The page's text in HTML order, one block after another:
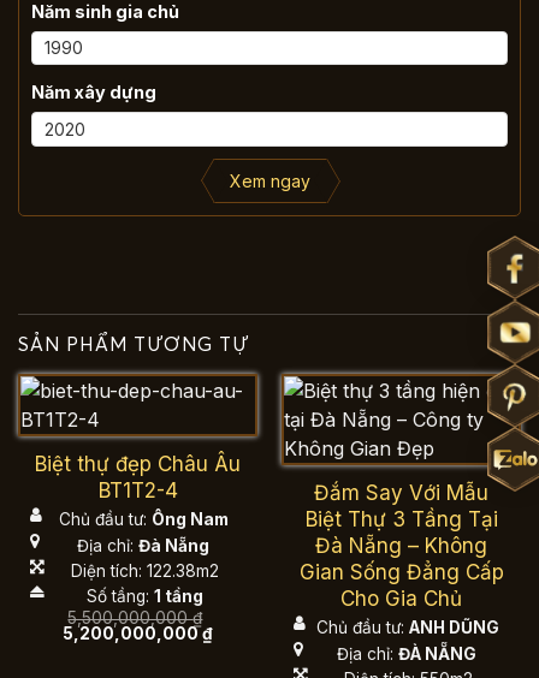
Năm sinh gia chủ
Năm xây dựng
Xem ngay
SẢN PHẨM TƯƠNG TỰ
Biệt thự đẹp Châu Âu
BT1T2-4
Chủ đầu tư: Ông Nam
Địa chỉ: Đà Nẵng
Diện tích: 122.38m2
Số tầng: 1 tầng
5,500,000,000₫
Giá
gốc
5,200,000,000₫Giá
Đắm Say Với Mẫu
Biệt Thự 3 Tầng Tại
Đà Nẵng – Không
Gian Sống Đẳng Cấp
Cho Gia Chủ
Chủ đầu tư: ANH DŨNG
Địa chỉ: ĐÀ NẴNG